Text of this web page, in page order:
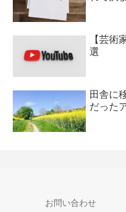
【芸術
選
田舎に
だった
お問い合わせ